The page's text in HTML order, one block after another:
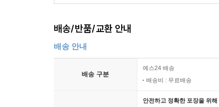
배송/반품/교환 안내
배송 안내
배송 구분
예스24 배송
배송비 : 무료배송
안전하고 정확한 포장을 위